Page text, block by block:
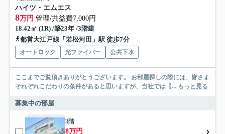
ハイツ・エムエス
8万円 管理/共益費7,000円
18.42㎡ (1R) /築23年 /3階建
都営大江戸線「若松河田」駅 徒歩7分
オートロック 光ファイバー 公共下水
ここまでご覧頂きありがとうございます。 お部屋探しの際には、皆さま
それぞれこだわりの条件があると思いますが、当社では【... もっと見る
募集中の部屋
3階
8万円